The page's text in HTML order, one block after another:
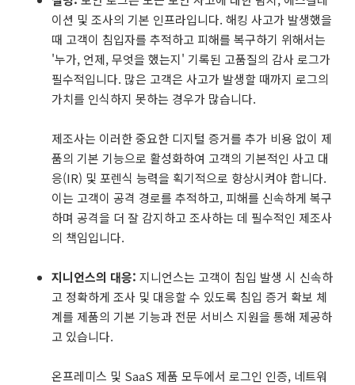
이션 및 조사의 기본 인프라입니다. 해킹 사고가 발생했을
때 고객이 침입자를 추적하고 피해를 복구하기 위해서는
'누가, 언제, 무엇을 했는지' 기록된 고품질의 감사 로그가
필수적입니다. 많은 고객은 사고가 발생할 때까지 로그의
가치를 인식하지 못하는 경우가 많습니다.
제조사는 이러한 중요한 디지털 증거를 추가 비용 없이 제
품의 기본 기능으로 활성화하여 고객의 기본적인 사고 대
응(IR) 및 포렌식 능력을 획기적으로 향상시켜야 합니다.
이는 고객이 공격 경로를 추적하고, 피해를 신속하게 복구
하며 공격을 더 잘 감지하고 조사하는 데 필수적인 제조사
의 책임입니다.
지니언스의 대응: 지니언스는 고객이 침입 발생 시 신속하
고 정확하게 조사 및 대응할 수 있도록 침입 증거 확보 체
계를 제품의 기본 기능과 전문 서비스 지원을 통해 제공하
고 있습니다.
온프레미스 및 SaaS 제품 모두에서 로그인 인증, 네트워